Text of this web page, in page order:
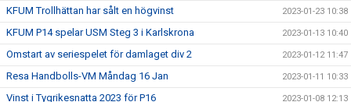
KFUM Trollhättan har sålt en högvinst 2023-01-23 10:38
KFUM P14 spelar USM Steg 3 i Karlskrona 2023-01-13 10:40
Omstart av seriespelet för damlaget div 2 2023-01-12 11:47
Resa Handbolls-VM Måndag 16 Jan 2023-01-11 10:33
Vinst i Tygrikesnatta 2023 för P16 2023-01-08 12:13